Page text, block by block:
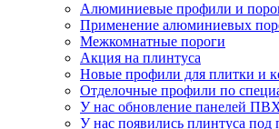
Алюминиевые профили и
Применение алюминиевых
Межкомнатные пороги
Акция на плинтуса
Новые профили для плитки и
Отделочные профили по
У нас обновление панелей
У нас появились плинтуса под